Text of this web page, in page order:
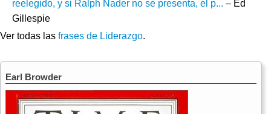
reelegido, y si Ralph Nader no se presenta, el p... – Ed
Gillespie
Ver todas las frases de Liderazgo.
Earl Browder